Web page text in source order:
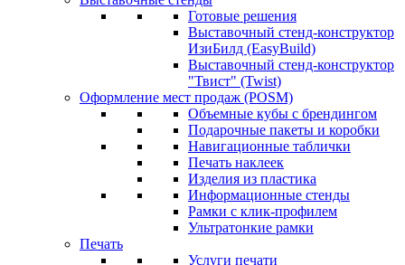
Готовые решения
Выставочный стенд-конструктор
ИзиБилд (EasyBuild)
Выставочный стенд-конструктор
"Твист" (Twist)
Оформление мест продаж (POSM)
Объемные кубы с брендингом
Подарочные пакеты и коробки
Навигационные таблички
Печать наклеек
Изделия из пластика
Информационные стенды
Рамки с клик-профилем
Ультратонкие рамки
Печать
Услуги печати